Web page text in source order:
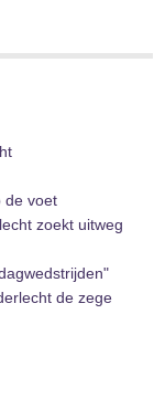
de voet
zoekt uitweg
de zege